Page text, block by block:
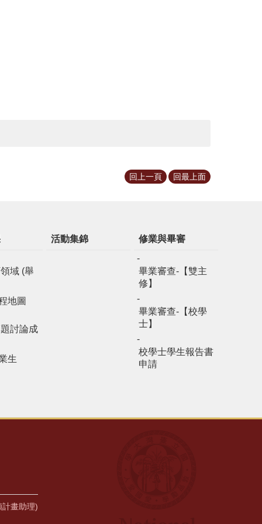
回上一頁 回最上面
域 (舉
地圖
討論成
生
活動集錦 修業與畢審
畢業審查-【雙主
修】
畢業審查-【校學
士】
校學士學生報告書
申請
畫助理)